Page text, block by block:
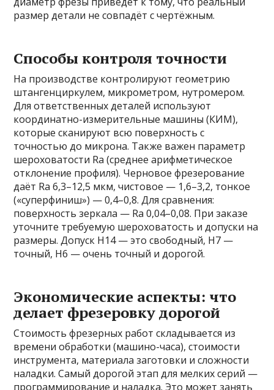
размер детали не совпадёт с чертёжным.
Способы контроля точности
На производстве контролируют геометрию
штангенциркулем, микрометром, нутромером.
Для ответственных деталей используют
координатно-измерительные машины (КИМ),
которые сканируют всю поверхность с
точностью до микрона. Также важен параметр
шероховатости Ra (среднее арифметическое
отклонение профиля). Черновое фрезерование
даёт Ra 6,3–12,5 мкм, чистовое — 1,6–3,2, тонкое
(«суперфиниш») — 0,4–0,8. Для сравнения:
поверхность зеркала — Ra 0,04–0,08. При заказе
уточните требуемую шероховатость и допуски на
размеры. Допуск H14 — это свободный, H7 —
точный, H6 — очень точный и дорогой.
Экономические аспекты: что
делает фрезеровку дорогой
Стоимость фрезерных работ складывается из
времени обработки (машино-часа), стоимости
инструмента, материала заготовки и сложности
наладки. Самый дорогой этап для мелких серий —
программирование и наладка. Это может занять